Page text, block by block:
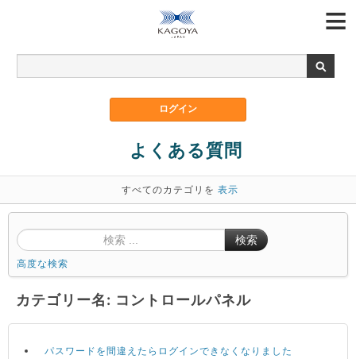
よくある質問
すべてのカテゴリを 表示
検索
高度な検索
カテゴリー名: コントロールパネル
パスワードを間違えたらログインできなくなりました